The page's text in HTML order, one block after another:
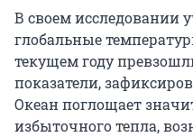
В своем исследовании
глобальные
текущем году
показатели,
Океан поглощает
избыточного тепла,